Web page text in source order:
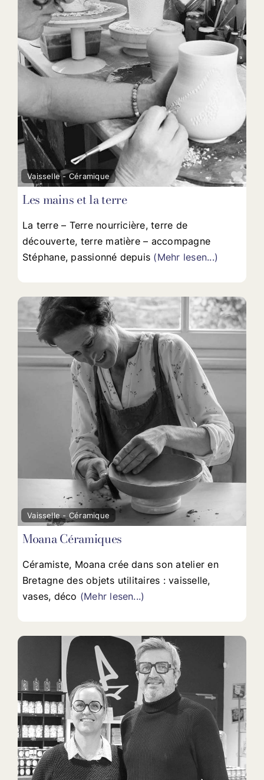
Vaisselle - Céramique
Les mains et la terre
La terre – Terre nourricière, terre de
découverte, terre matière – accompagne
Stéphane, passionné depuis (Mehr lesen...)
Vaisselle - Céramique
Moana Céramiques
Céramiste, Moana crée dans son atelier en
Bretagne des objets utilitaires : vaisselle,
vases, déco (Mehr lesen...)